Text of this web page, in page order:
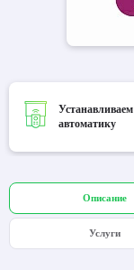
Устанавливаем
автоматику
Описание
Услуги